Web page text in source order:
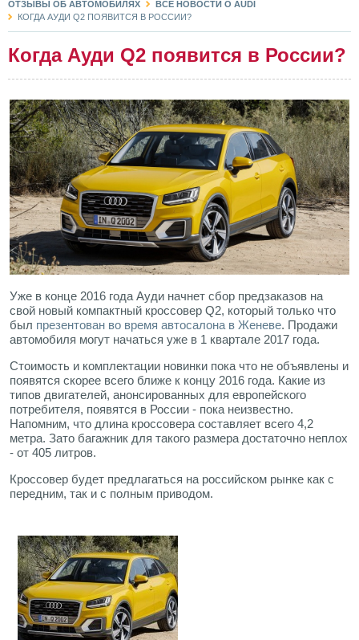
ОТЗЫВЫ ОБ АВТОМОБИЛЯХ
ВСЕ НОВОСТИ О AUDI
КОГДА АУДИ Q2 ПОЯВИТСЯ В РОССИИ?
Когда Ауди Q2 появится в России?
Уже в конце 2016 года Ауди начнет сбор предзаказов на
свой новый компактный кроссовер Q2, который только что
был презентован во время автосалона в Женеве. Продажи
автомобиля могут начаться уже в 1 квартале 2017 года.
Стоимость и комплектации новинки пока что не объявлены и
появятся скорее всего ближе к концу 2016 года. Какие из
типов двигателей, анонсированных для европейского
потребителя, появятся в России - пока неизвестно.
Напомним, что длина кроссовера составляет всего 4,2
метра. Зато багажник для такого размера достаточно неплох
- от 405 литров.
Кроссовер будет предлагаться на российском рынке как с
передним, так и с полным приводом.